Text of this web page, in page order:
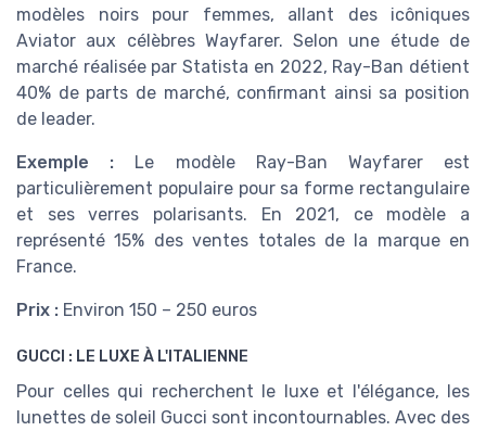
modèles noirs pour femmes, allant des icôniques
Aviator aux célèbres Wayfarer. Selon une étude de
marché réalisée par Statista en 2022, Ray-Ban détient
40% de parts de marché, confirmant ainsi sa position
de leader.
Exemple : Le modèle Ray-Ban Wayfarer est
particulièrement populaire pour sa forme rectangulaire
et ses verres polarisants. En 2021, ce modèle a
représenté 15% des ventes totales de la marque en
France.
Prix : Environ 150 – 250 euros
GUCCI : LE LUXE À L'ITALIENNE
Pour celles qui recherchent le luxe et l'élégance, les
lunettes de soleil Gucci sont incontournables. Avec des